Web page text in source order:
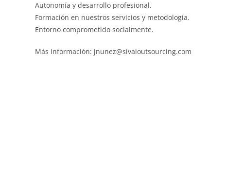
Autonomía y desarrollo profesional.
Formación en nuestros servicios y metodología.
Entorno comprometido socialmente.
Más información: jnunez@sivaloutsourcing.com